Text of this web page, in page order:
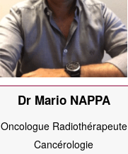
Dr Mario NAPPA
Oncologue Radiothérapeute
Cancérologie